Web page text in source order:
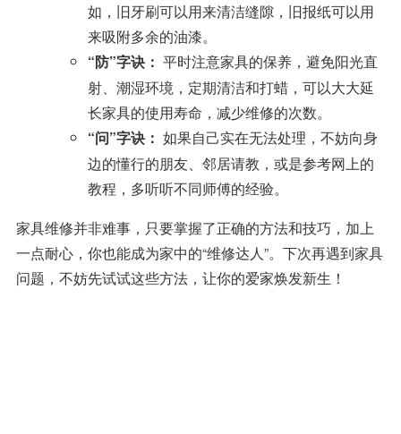
如，旧牙刷可以用来清洁缝隙，旧报纸可以用
来吸附多余的油漆。
“防”字诀： 平时注意家具的保养，避免阳光直
射、潮湿环境，定期清洁和打蜡，可以大大延
长家具的使用寿命，减少维修的次数。
“问”字诀： 如果自己实在无法处理，不妨向身
边的懂行的朋友、邻居请教，或是参考网上的
教程，多听听不同师傅的经验。
家具维修并非难事，只要掌握了正确的方法和技巧，加上
一点耐心，你也能成为家中的“维修达人”。下次再遇到家具
问题，不妨先试试这些方法，让你的爱家焕发新生！